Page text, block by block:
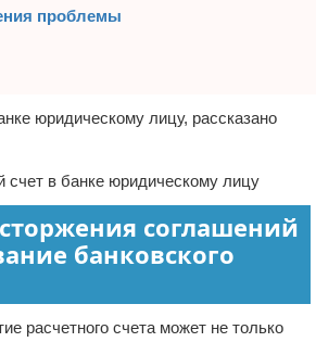
проблемы
юридическому лицу, рассказано
соглашений
банковского
расчетного счета может не только